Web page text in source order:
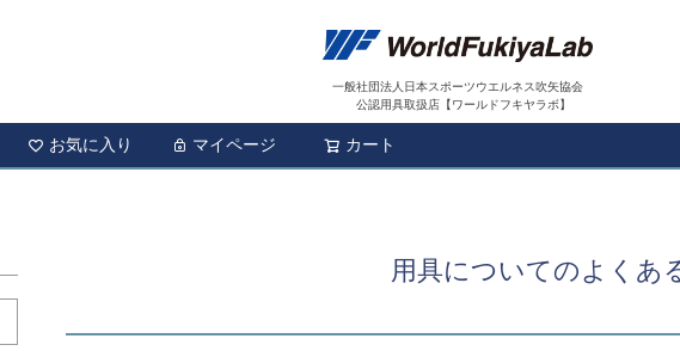
一般社団法人日本スポーツウエルネス吹矢協会
公認用具取扱店【ワールドフキヤラボ】
お気に入り マイページ カート
用具についてのよくあ